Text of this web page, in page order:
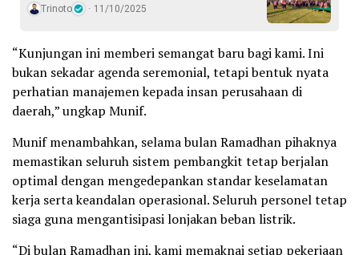
Trinoto 11/10/2025
“Kunjungan ini memberi semangat baru bagi kami. Ini
bukan sekadar agenda seremonial, tetapi bentuk nyata
perhatian manajemen kepada insan perusahaan di
daerah,” ungkap Munif.
Munif menambahkan, selama bulan Ramadhan pihaknya
memastikan seluruh sistem pembangkit tetap berjalan
optimal dengan mengedepankan standar keselamatan
kerja serta keandalan operasional. Seluruh personel tetap
siaga guna mengantisipasi lonjakan beban listrik.
“Di bulan Ramadhan ini, kami memaknai setiap pekerjaan